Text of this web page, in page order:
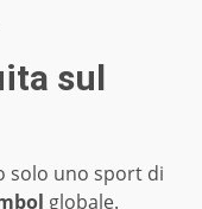
sul
solo uno sport di
globale.